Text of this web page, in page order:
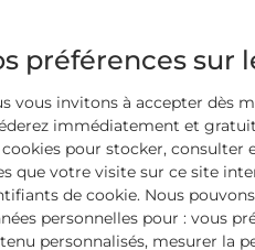
vous sur le site du
partager et
juste passe aussi
meilleure prise en
moyens de comprendre,
préférences sur
vous invitons à accepter dès
immédiatement et
cookies pour stocker, consulter
que votre visite sur ce site
de cookie. Nous
personnelles pour : vous
personnalisés, mesurer la